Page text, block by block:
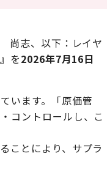
尚志、以下：レイヤ
を2026年7月16日
います。「原価管
コントロールし、こ
ことにより、サプラ